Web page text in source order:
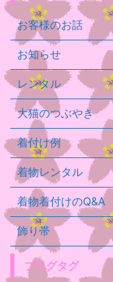
お客様のお話
お知らせ
レンタル
大猫のつぶやき
着付け例
着物レンタル
着物着付けのQ&A
飾り帯
ブログタグ